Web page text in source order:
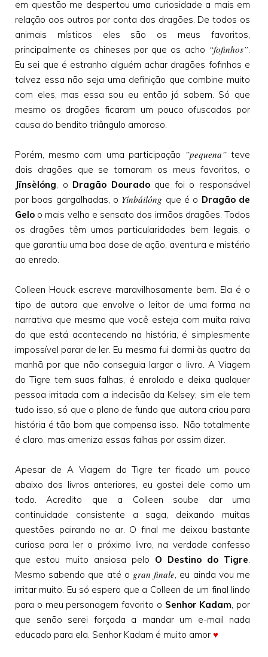
em questão me despertou uma curiosidade a mais em
relação aos outros por conta dos dragões. De todos os
animais místicos eles são os meus favoritos,
principalmente os chineses por que os acho “fofinhos”.
Eu sei que é estranho alguém achar dragões fofinhos e
talvez essa não seja uma definição que combine muito
com eles, mas essa sou eu então já sabem. Só que
mesmo os dragões ficaram um pouco ofuscados por
causa do bendito triângulo amoroso.
Porém, mesmo com uma participação ”pequena”teve
dois dragões que se tornaram os meus favoritos, o
Jïnsèlóng, o Dragão Douradoque foi o responsável
por boas gargalhadas, o Yínbáilóng que é o Dragão de
Gelo o mais velho e sensato dos irmãos dragões. Todos
os dragões têm umas particularidades bem legais, o
que garantiu uma boa dose de ação, aventura e mistério
ao enredo.
Colleen Houck escreve maravilhosamente bem. Ela é o
tipo de autora que envolve o leitor de uma forma na
narrativa que mesmo que você esteja com muita raiva
do que está acontecendo na história, é simplesmente
impossível parar de ler. Eu mesma fui dormi às quatro da
manhã por que não conseguia largar o livro. A Viagem
do Tigre tem suas falhas, é enrolado e deixa qualquer
pessoa irritada com a indecisão da Kelsey; sim ele tem
tudo isso, só que o plano de fundo que autora criou para
história é tão bom que compensa isso. Não totalmente
é claro, mas ameniza essas falhas por assim dizer.
Apesar de A Viagem do Tigre ter ficado um pouco
abaixo dos livros anteriores, eu gostei dele como um
todo. Acredito que a Colleen soube dar uma
continuidade consistente a saga, deixando muitas
questões pairando no ar. O final me deixou bastante
curiosa para ler o próximo livro, na verdade confesso
que estou muito ansiosa pelo O Destino do Tigre.
Mesmo sabendo que até o gran finale, eu ainda vou me
irritar muito. Eu só espero que a Colleen de um final lindo
para o meu personagem favorito o Senhor Kadam, por
que senão serei forçada a mandar um e-mail nada
educado para ela. Senhor Kadam é muito amor ♥